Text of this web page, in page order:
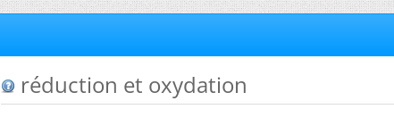
réduction et oxydation